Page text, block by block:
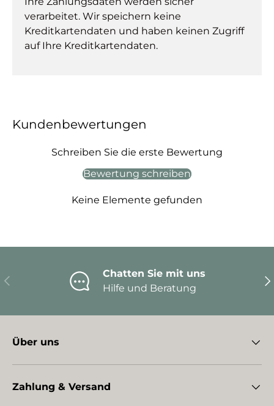
verarbeitet. Wir speichern keine
Kreditkartendaten und haben keinen Zugriff
auf Ihre Kreditkartendaten.
Kundenbewertungen
Schreiben Sie die erste Bewertung
Bewertung schreiben
Keine Elemente gefunden
Vorherige
Chatten Sie mit uns
Hilfe und Beratung
Über uns
Zahlung & Versand